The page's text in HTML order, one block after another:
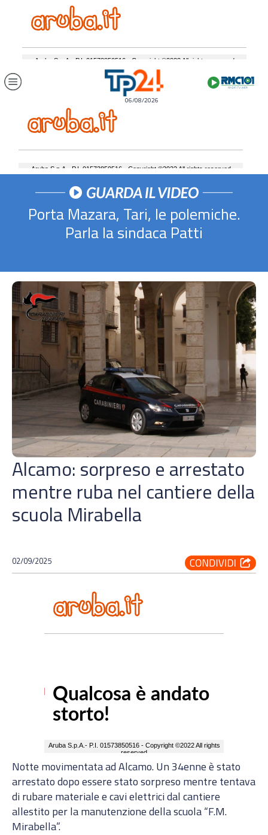
06/08/2026
Porta Mazara, Tari, le polemiche.
Parla la sindaca Patti
Alcamo: sorpreso e arrestato
mentre ruba nel cantiere della
scuola Mirabella
02/09/2025
Notte movimentata ad Alcamo. Un 34enne è stato
arrestato dopo essere stato sorpreso mentre tentava
di rubare materiale e cavi elettrici dal cantiere
allestito per la manutenzione della scuola “F.M.
Mirabella”.